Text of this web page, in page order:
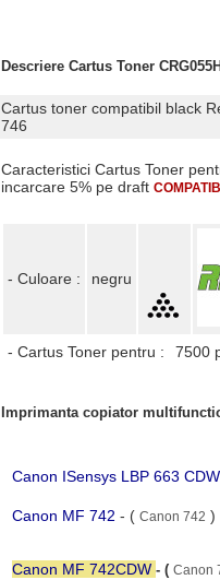
Descriere Cartus Toner
Cartus toner compatibil black
746
Caracteristici Cartus Toner
incarcare 5% pe draft
- Culoare : negru
- Cartus Toner pentru : 7500
Imprimanta copiator
Canon ISensys LBP 663 CDW
Canon MF 742 - ( Canon 742 )
Canon MF 742CDW - ( Canon